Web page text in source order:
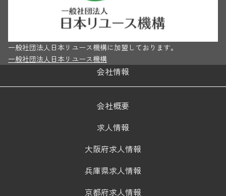
一般社団法人日本リユース機構に加盟しております。
一般社団法人日本リユース機構
会社情報
会社概要
求人情報
大阪府求人情報
兵庫県求人情報
京都府求人情報